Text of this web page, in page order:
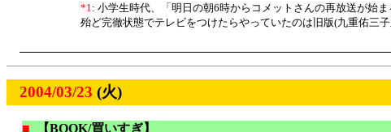
*1 : 小学生時代、「明日の朝6時からコメットさんの再放送が始
殆ど完徹状態でテレビをつけたらやっていたのは旧版(九重佑三
2004/03/23 (火)
■ 【BOOK/買いすぎ】